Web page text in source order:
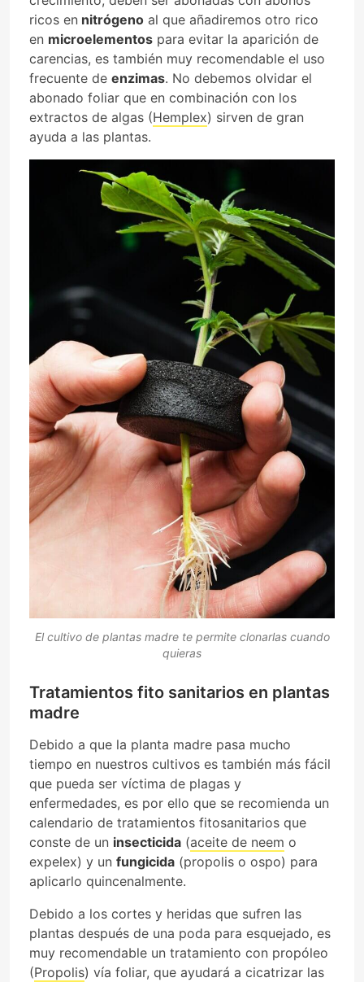
ricos en nitrógeno al que añadiremos otro rico
en microelementos para evitar la aparición de
carencias, es también muy recomendable el uso
frecuente de enzimas. No debemos olvidar el
abonado foliar que en combinación con los
extractos de algas (Hemplex) sirven de gran
ayuda a las plantas.
El cultivo de plantas madre te permite clonarlas cuando
quieras
Tratamientos fito sanitarios en plantas
madre
Debido a que la planta madre pasa mucho
tiempo en nuestros cultivos es también más fácil
que pueda ser víctima de plagas y
enfermedades, es por ello que se recomienda un
calendario de tratamientos fitosanitarios que
conste de un insecticida (aceite de neem o
expelex) y un fungicida (propolis o ospo) para
aplicarlo quincenalmente.
Debido a los cortes y heridas que sufren las
plantas después de una poda para esquejado, es
muy recomendable un tratamiento con propóleo
(Propolis) vía foliar, que ayudará a cicatrizar las